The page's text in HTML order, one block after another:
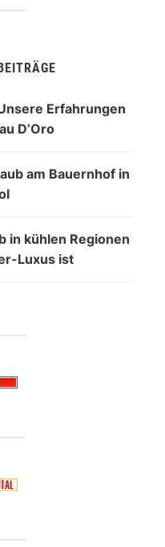
Erfahrungen
D’Oro
am Bauernhof in
in kühlen Regionen
Luxus ist